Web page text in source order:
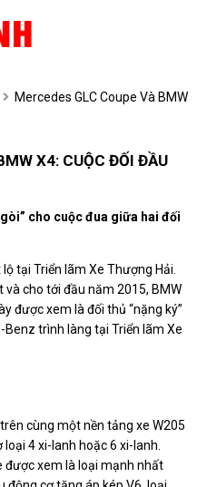
Mercedes GLC Coupe Và BMW
X4: CUỘC ĐỐI ĐẦU
cho cuộc đua giữa hai đối
lộ tại Triển lãm Xe Thượng Hải.
và cho tới đầu năm 2015, BMW
được xem là đối thủ “nặng ký”
trình làng tại Triển lãm Xe
cùng một nền tảng xe W205
4 xi-lanh hoặc 6 xi-lanh.
được xem là loại mạnh nhất